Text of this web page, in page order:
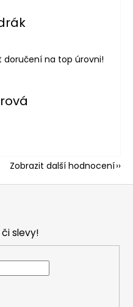
je 5 z 5 hvězdiček.
doručení na top úrovni!
je 5 z 5 hvězdiček.
Zobrazit další hodnocení
slevy!